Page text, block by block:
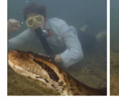
紹，因此手術費可減至54萬元
女子隆胸完一陣子後發現，原本
常感到疼痛不適。女子原以為是
未在意，直到某次懷孕7個月的
時，醫生才發現女子的胸部內有
是自己的，我建議你去大醫院看
再次到做手術的醫美機構詢問
胸手術是純自體技術，所以胸